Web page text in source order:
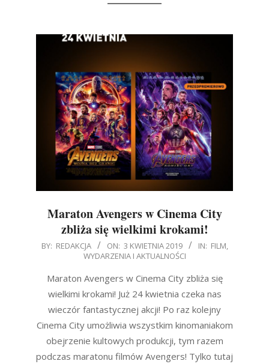
Maraton Avengers w Cinema City
zbliża się wielkimi krokami!
2019-
BY: REDAKCJA ON: 3 KWIETNIA 2019 IN: FILM,
WYDARZENIA I AKTUALNOŚCI
Maraton Avengers w Cinema City zbliża się
wielkimi krokami! Już 24 kwietnia czeka nas
wieczór fantastycznej akcji! Po raz kolejny
Cinema City umożliwia wszystkim kinomaniakom
obejrzenie kultowych produkcji, tym razem
podczas maratonu filmów Avengers! Tylko tutaj